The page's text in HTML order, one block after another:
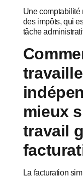
Une comptabilité
des impôts, qui
tâche
mieux
travail
La facturation